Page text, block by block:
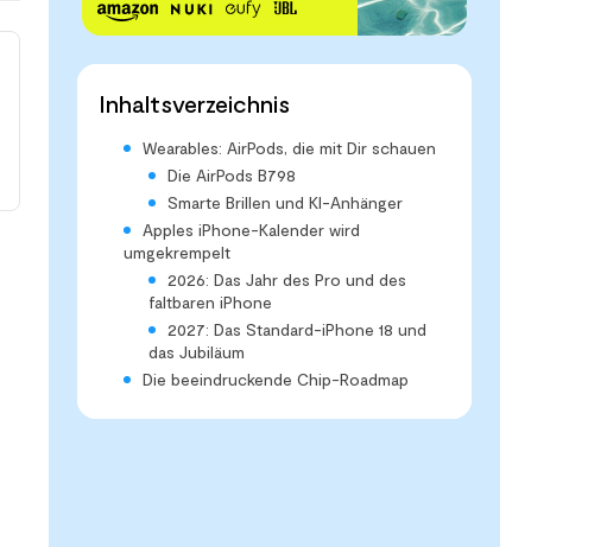
Inhaltsverzeichnis
Wearables: AirPods, die mit Dir schauen
Die AirPods B798
Smarte Brillen und KI-Anhänger
Apples iPhone-Kalender wird
umgekrempelt
2026: Das Jahr des Pro und des
faltbaren iPhone
2027: Das Standard-iPhone 18 und
das Jubiläum
Die beeindruckende Chip-Roadmap